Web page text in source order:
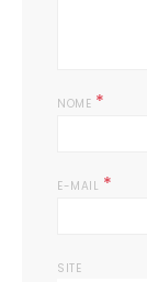
NOME *
E-MAIL *
SITE